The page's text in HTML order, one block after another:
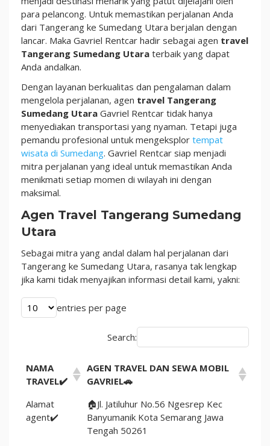
Hemat
Budget!
para pelancong. Untuk memastikan perjalanan Anda
dari Tangerang ke Sumedang Utara berjalan dengan
lancar. Maka Gavriel Rentcar hadir sebagai agen travel
Tangerang Sumedang Utara terbaik yang dapat
Anda andalkan.
Dengan layanan berkualitas dan pengalaman dalam
mengelola perjalanan, agen travel Tangerang
Sumedang Utara Gavriel Rentcar tidak hanya
menyediakan transportasi yang nyaman. Tetapi juga
pemandu profesional untuk mengeksplor tempat
wisata di Sumedang. Gavriel Rentcar siap menjadi
mitra perjalanan yang ideal untuk memastikan Anda
menikmati setiap momen di wilayah ini dengan
maksimal.
Agen Travel Tangerang Sumedang
Utara
Sebagai mitra yang andal dalam hal perjalanan dari
Tangerang ke Sumedang Utara, rasanya tak lengkap
jika kami tidak menyajikan informasi detail kami, yakni:
entries per page
Search:
NAMA
TRAVEL✔️
AGEN TRAVEL DAN SEWA MOBIL
GAVRIEL🚗
Alamat
agent✔️
🏠Jl. Jatiluhur No.56 Ngesrep Kec
Banyumanik Kota Semarang Jawa
Tengah 50261